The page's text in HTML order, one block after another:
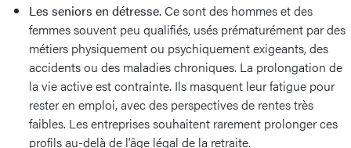
Les seniors en détresse.Ce sont des hommes et des
femmes souvent peu qualifiés, usés prématurément par des
métiers physiquement ou psychiquement exigeants, des
accidents ou des maladies chroniques. La prolongation de
la vie active est contrainte. Ils masquent leur fatigue pour
rester en emploi, avec des perspectives de rentes très
faibles. Les entreprises souhaitent rarement prolonger ces
profils au-delà de l’âge légal de la retraite.